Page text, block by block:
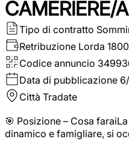
CAMERIERE/A
Tipo di contratto
Retribuzione Lorda
Codice annuncio
Data di pubblicazione
Città Tradate
🎯 Posizione – Cosa
dinamico e famigliare, si